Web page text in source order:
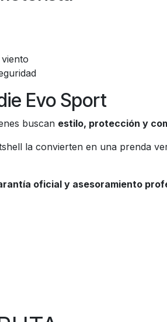
Evo Sport
buscan estilo, protección y
la convierten en una prenda
oficial y asesoramiento